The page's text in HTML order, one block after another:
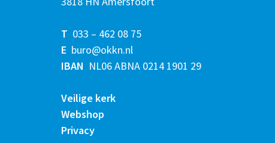
T 033 – 462 08 75
E buro@okkn.nl
IBAN NL06 ABNA 0214 1901 29
Veilige kerk
Webshop
Privacy